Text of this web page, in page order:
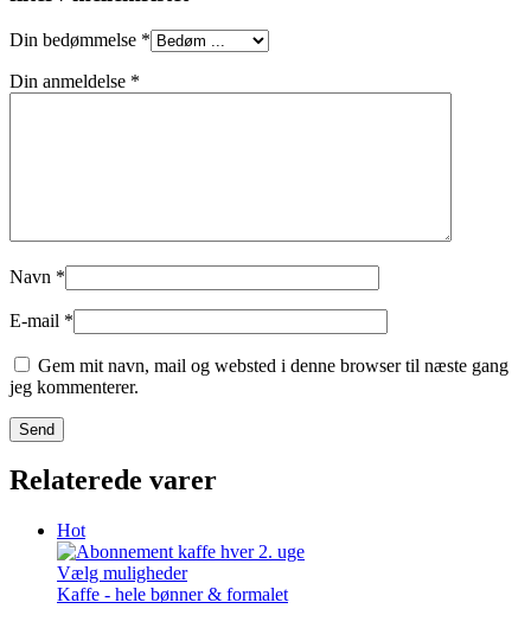
Din bedømmelse *
Din anmeldelse *
Navn *
E-mail *
Gem mit navn, mail og websted i denne browser til næste gang
jeg kommenterer.
Relaterede varer
Hot
Vælg mulighederDette
vare
Kaffe - hele bønner & formalet